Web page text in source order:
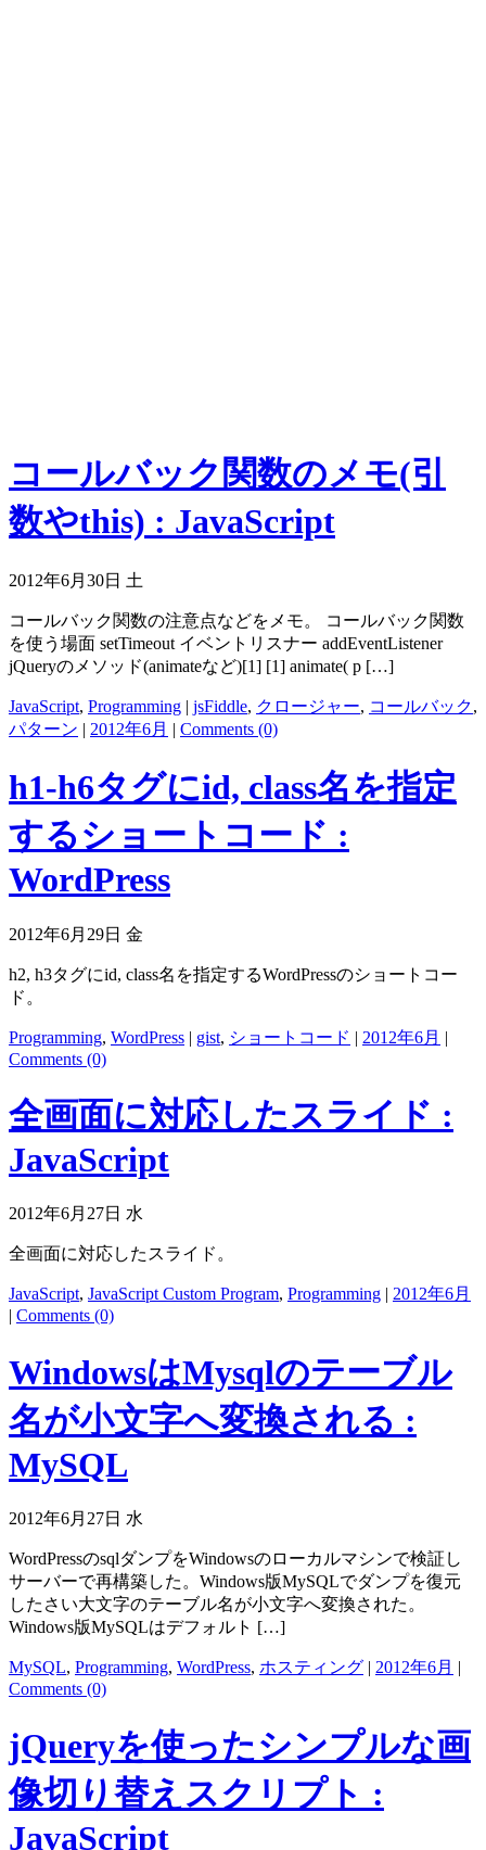
コールバック関数のメモ(引
数やthis) : JavaScript
2012年6月30日 土
コールバック関数の注意点などをメモ。 コールバック関数
を使う場面 setTimeout イベントリスナー addEventListener
jQueryのメソッド(animateなど)[1] [1] animate( p […]
JavaScript, Programming | jsFiddle, クロージャー, コールバック,
パターン | 2012年6月 | Comments (0)
h1-h6タグにid, class名を指定
するショートコード :
WordPress
2012年6月29日 金
h2, h3タグにid, class名を指定するWordPressのショートコー
ド。
Programming, WordPress | gist, ショートコード | 2012年6月 |
Comments (0)
全画面に対応したスライド :
JavaScript
2012年6月27日 水
全画面に対応したスライド。
JavaScript, JavaScript Custom Program, Programming | 2012年6月
| Comments (0)
WindowsはMysqlのテーブル
名が小文字へ変換される :
MySQL
2012年6月27日 水
WordPressのsqlダンプをWindowsのローカルマシンで検証し
サーバーで再構築した。Windows版MySQLでダンプを復元
したさい大文字のテーブル名が小文字へ変換された。
Windows版MySQLはデフォルト […]
MySQL, Programming, WordPress, ホスティング | 2012年6月 |
Comments (0)
jQueryを使ったシンプルな画
像切り替えスクリプト :
JavaScript